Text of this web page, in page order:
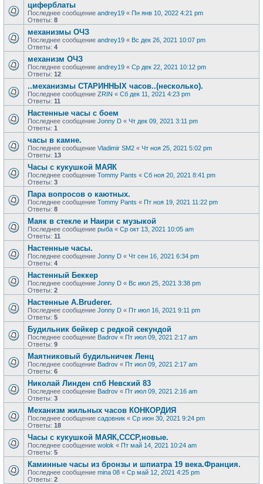
циферблаты
Последнее сообщение andrey19 « Пн янв 10, 2022 4:21 pm
Ответы: 8
механизмы ОЧЗ
Последнее сообщение andrey19 « Вс дек 26, 2021 10:07 pm
Ответы: 4
механизм ОЧЗ
Последнее сообщение andrey19 « Ср дек 22, 2021 10:12 pm
Ответы: 12
..механизмы СТАРИННЫХ часов..(несколько).
Последнее сообщение ZRIN « Сб дек 11, 2021 4:23 pm
Ответы: 11
Настенные часы с боем
Последнее сообщение Jonny D « Чт дек 09, 2021 3:11 pm
Ответы: 1
часы в камне.
Последнее сообщение Vladimir SM2 « Чт ноя 25, 2021 5:02 pm
Ответы: 13
Часы с кукушкой МАЯК
Последнее сообщение Tommy Pants « Сб ноя 20, 2021 8:41 pm
Ответы: 3
Пара вопросов о каютных.
Последнее сообщение Tommy Pants « Пт ноя 19, 2021 11:22 pm
Ответы: 8
Маяк в стекле и Наири с музыкой
Последнее сообщение рыба « Ср окт 13, 2021 10:05 am
Ответы: 11
Настенные часы.
Последнее сообщение Jonny D « Чт сен 16, 2021 6:34 pm
Ответы: 4
Настенный Беккер
Последнее сообщение Jonny D « Вс июл 25, 2021 3:38 pm
Ответы: 2
Настенные A.Bruderer.
Последнее сообщение Jonny D « Пт июл 16, 2021 9:11 pm
Ответы: 5
Будильник бейкер с редкой секундой
Последнее сообщение Badrov « Пт июл 09, 2021 2:17 am
Ответы: 9
Маятниковый будильничек Ленц
Последнее сообщение Badrov « Пт июл 09, 2021 2:17 am
Ответы: 6
Николай Линден спб Невский 83
Последнее сообщение Badrov « Пт июл 09, 2021 2:16 am
Ответы: 3
Механизм жильных часов КОНКОРДИЯ
Последнее сообщение садовник « Ср июн 30, 2021 9:24 pm
Ответы: 18
Часы с кукушкой МАЯК,СССР,новые.
Последнее сообщение wolok « Пт май 14, 2021 10:24 am
Ответы: 5
Каминные часы из бронзы и шпиатра 19 века.Франция.
Последнее сообщение mina 08 « Ср май 12, 2021 4:25 pm
Ответы: 2